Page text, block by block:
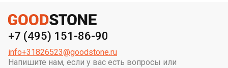
+7 (495) 151-86-90
Напишите нам, если у вас есть вопросы или
info+31826523@goodstone.ru